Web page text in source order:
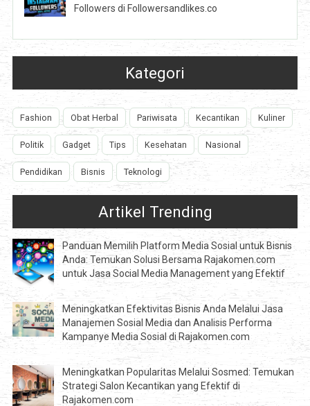
Followers di Followersandlikes.co
Kategori
Fashion Obat Herbal Pariwisata Kecantikan Kuliner
Politik Gadget Tips Kesehatan Nasional
Pendidikan Bisnis Teknologi
Artikel Trending
Panduan Memilih Platform Media Sosial untuk Bisnis
Anda: Temukan Solusi Bersama Rajakomen.com
untuk Jasa Social Media Management yang Efektif
Meningkatkan Efektivitas Bisnis Anda Melalui Jasa
Manajemen Sosial Media dan Analisis Performa
Kampanye Media Sosial di Rajakomen.com
Meningkatkan Popularitas Melalui Sosmed: Temukan
Strategi Salon Kecantikan yang Efektif di
Rajakomen.com